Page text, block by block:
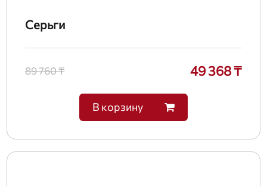
Серьги
89 760 ₸ 49 368 ₸
В корзину